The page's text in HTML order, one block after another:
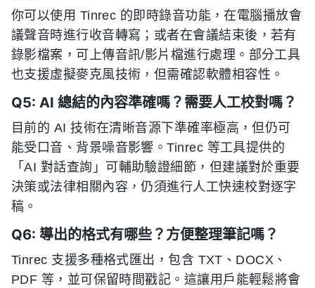
你可以使用 Tinrec 的即時錄音功能，在電腦播放會
議聲音時進行收音轉寫；或者在會議結束後，若有
錄影檔案，可上傳音訊/影片檔進行處理。部分工具
也支援虛擬麥克風技術，但需確認軟體相容性。
Q5: AI 總結的內容準確嗎？需要人工校對嗎？
目前的 AI 技術在清晰音源下準確率極高，但仍可
能受口音、背景噪音影響。Tinrec 等工具提供的
「AI 對話查詢」可輔助驗證細節，但建議對於重要
決策或法律相關內容，仍須進行人工快速校對逐字
稿。
Q6: 導出的格式有哪些？方便整理筆記嗎？
Tinrec 支援多種格式匯出，包含 TXT、DOCX、
PDF 等，並可保留時間戳記。這讓用戶能輕鬆將會